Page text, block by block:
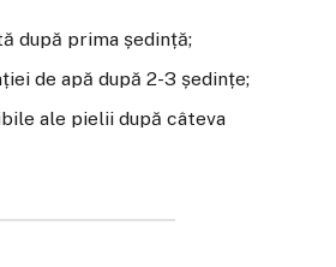
după prima ședință;
de apă după 2-3 ședințe;
ale pielii după câteva